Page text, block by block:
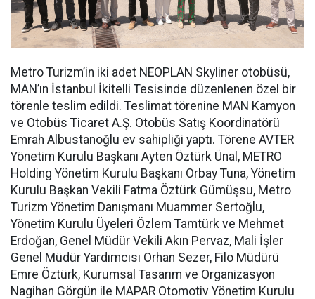
Metro Turizm’in iki adet NEOPLAN Skyliner otobüsü,
MAN’ın İstanbul İkitelli Tesisinde düzenlenen özel bir
törenle teslim edildi. Teslimat törenine MAN Kamyon
ve Otobüs Ticaret A.Ş. Otobüs Satış Koordinatörü
Emrah Albustanoğlu ev sahipliği yaptı. Törene AVTER
Yönetim Kurulu Başkanı Ayten Öztürk Ünal, METRO
Holding Yönetim Kurulu Başkanı Orbay Tuna, Yönetim
Kurulu Başkan Vekili Fatma Öztürk Gümüşsu, Metro
Turizm Yönetim Danışmanı Muammer Sertoğlu,
Yönetim Kurulu Üyeleri Özlem Tamtürk ve Mehmet
Erdoğan, Genel Müdür Vekili Akın Pervaz, Mali İşler
Genel Müdür Yardımcısı Orhan Sezer, Filo Müdürü
Emre Öztürk, Kurumsal Tasarım ve Organizasyon
Nagihan Görgün ile MAPAR Otomotiv Yönetim Kurulu